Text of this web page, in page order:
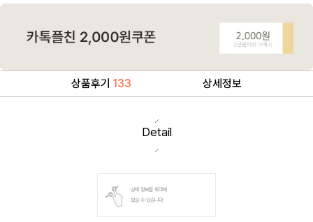
상품후기 133 상세정보
Detail
상세 정보를 확대해
보실 수 있습니다.